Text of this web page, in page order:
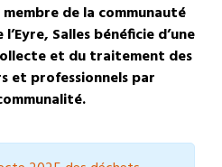
de la communauté
Salles bénéficie d’une
et du traitement des
et professionnels par